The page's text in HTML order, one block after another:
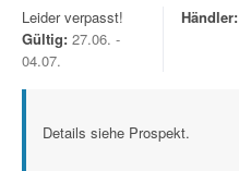
Leider verpasst!
Gültig: 27.06. -
04.07.
Händler:
Details siehe Prospekt.